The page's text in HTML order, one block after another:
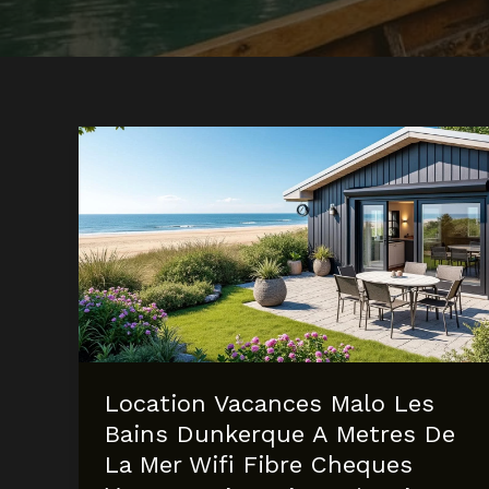
Location Vacances Malo Les
Bains Dunkerque A Metres De
La Mer Wifi Fibre Cheques